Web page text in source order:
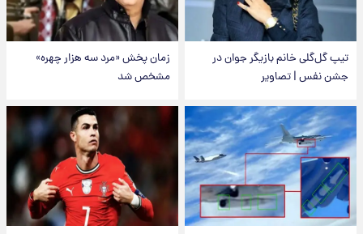
تیپ گل‌گلی خانم بازیگر جوان در
جشن نفس | تصاویر
زمان پخش «مرد سه هزار چهره»
مشخص شد